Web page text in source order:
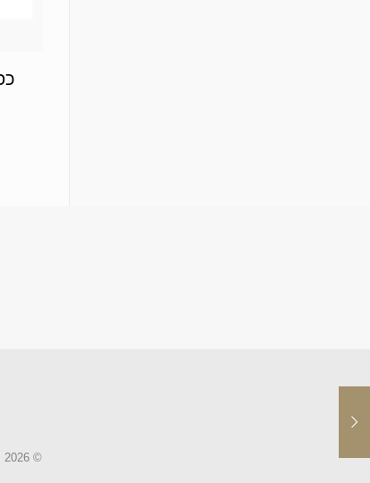
© 2026 מגפי האגג ב449 ₪ מגוון דוגמאות - משלוח חינם. כל הקטלוג UGG. All Rights Reserved.